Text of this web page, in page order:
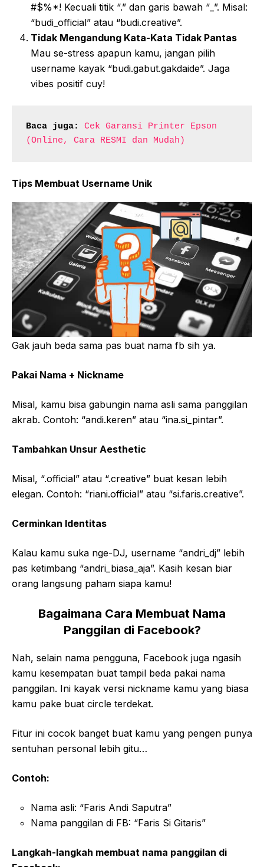
#$%*! Kecuali titik “.” dan garis bawah “_”. Misal:
“budi_official” atau “budi.creative”.
Tidak Mengandung Kata-Kata Tidak Pantas
Mau se-stress apapun kamu, jangan pilih
username kayak “budi.gabut.gakdaide”. Jaga
vibes positif cuy!
Baca juga:
Cek Garansi Printer Epson
(Online, Cara RESMI dan Mudah)
Tips Membuat Username Unik
Gak jauh beda sama pas buat nama fb sih ya.
Pakai Nama + Nickname
Misal, kamu bisa gabungin nama asli sama panggilan
akrab. Contoh: “andi.keren” atau “ina.si_pintar”.
Tambahkan Unsur Aesthetic
Misal, “.official” atau “.creative” buat kesan lebih
elegan. Contoh: “riani.official” atau “si.faris.creative”.
Cerminkan Identitas
Kalau kamu suka nge-DJ, username “andri_dj” lebih
pas ketimbang “andri_biasa_aja”. Kasih kesan biar
orang langsung paham siapa kamu!
Bagaimana Cara Membuat Nama
Panggilan di Facebook?
Nah, selain nama pengguna, Facebook juga ngasih
kamu kesempatan buat tampil beda pakai nama
panggilan. Ini kayak versi nickname kamu yang biasa
kamu pake buat circle terdekat.
Fitur ini cocok banget buat kamu yang pengen punya
sentuhan personal lebih gitu…
Contoh:
Nama asli: “Faris Andi Saputra”
Nama panggilan di FB: “Faris Si Gitaris”
Langkah-langkah membuat nama panggilan di